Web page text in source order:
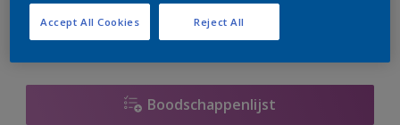
Boodschappenlijst
Reject All
Accept All Cookies